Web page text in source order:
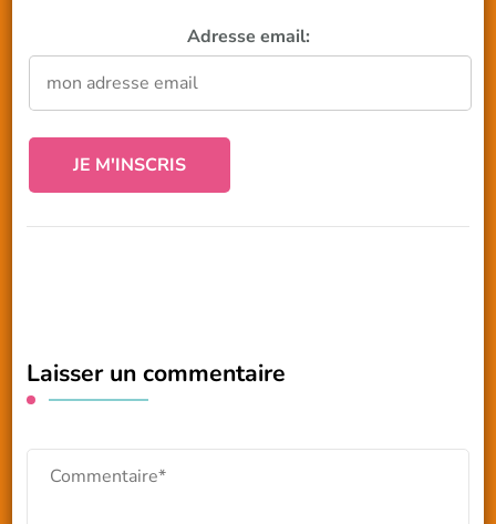
Adresse email:
Laisser un commentaire